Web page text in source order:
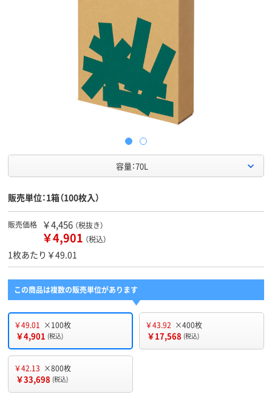
容量：70L
販売単位：1箱（100枚入）
販売価格 ￥4,456 （税抜き）
￥4,901 （税込）
1枚あたり￥49.01
この商品は複数の販売単位があります
￥49.01 ×100枚
￥4,901 (税込)
￥43.92 ×400枚
￥17,568 (税込)
￥42.13 ×800枚
￥33,698 (税込)